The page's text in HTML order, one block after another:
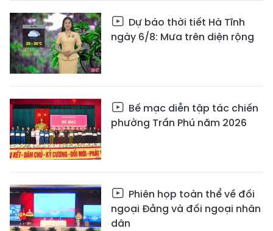
Dự báo thời tiết Hà Tĩnh
ngày 6/8: Mưa trên diện rộng
Bế mạc diễn tập tác chiến
phường Trần Phú năm 2026
Phiên họp toàn thể về đối
ngoại Đảng và đối ngoại nhân
dân